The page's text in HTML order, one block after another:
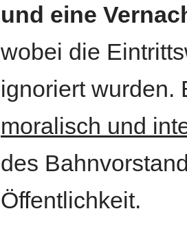
und eine
wobei die
ignoriert wurden.
moralisch und
des
Öffentlichkeit.